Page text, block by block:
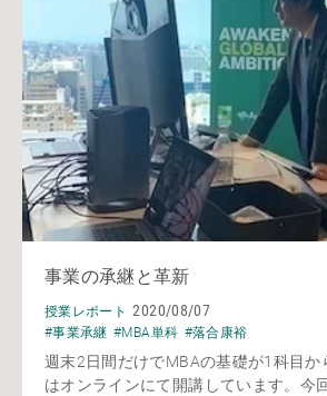
事業の承継と革新
授業レポート 2020/08/07
#事業承継 #MBA単科 #落合康裕
週末2日間だけでMBAの基礎が1科目か
はオンラインにて開講しています。今